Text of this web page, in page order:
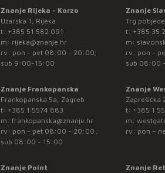
Znanje Rijeka - Korzo
Užarska 1, Rijeka
t: +385 51 582 091
m: rijeka@znanje.hr
rv: pon - pet 08:00 - 20:00;
sub 9:00-15:00
Znanje
Trg
t: +385 35
m:
rv: pon -
sub 08:00
Znanje Frankopanska
Frankopanska 5a, Zagreb
t: +385 1 5574 883
m: frankopanska@znanje.hr
rv: pon - pet 08:00 - 20:00 ;
sub 08:00 - 15:00
Znanje
Zaprešićka
t: +385 1
m:
rv: pon –
Znanje Point
Znanje